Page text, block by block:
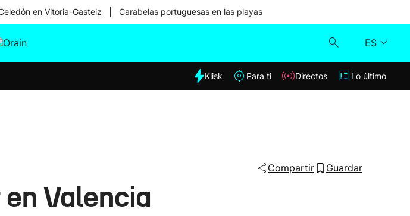
en Vitoria-Gasteiz Carabelas portuguesas en las playas
ES
Klisk
Klisk Para ti Directos Lo último
Compartir Guardar
Valencia